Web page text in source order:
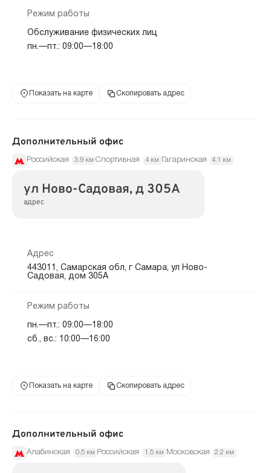
Режим работы
Обслуживание физических лиц
пн.—пт.: 09:00—18:00
Показать на карте Скопировать адрес
Дополнительный офис
Российская 3.9 км Спортивная 4 км Гагаринская 4.1 км
ул Ново-Садовая, д 305А
адрес
Адрес
443011, Самарская обл, г Самара, ул Ново-
Садовая, дом 305А
Режим работы
пн.—пт.: 09:00—18:00
сб., вс.: 10:00—16:00
Показать на карте Скопировать адрес
Дополнительный офис
Алабинская 0.5 км Российская 1.5 км Московская 2.2 км